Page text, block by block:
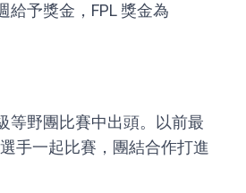
給予獎金，FPL 獎金為
等野團比賽中出頭。以前最
手一起比賽，團結合作打進